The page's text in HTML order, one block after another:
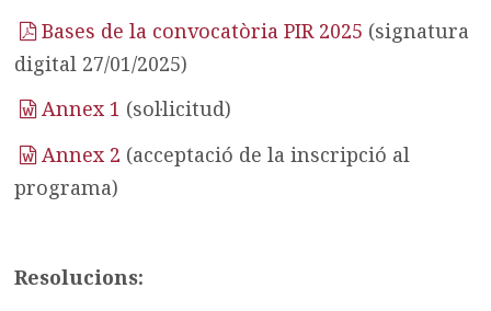
Bases de la convocatòria PIR 2025 (signatura
digital 27/01/2025)
Annex 1 (sol·licitud)
Annex 2 (acceptació de la inscripció al
programa)
Resolucions: